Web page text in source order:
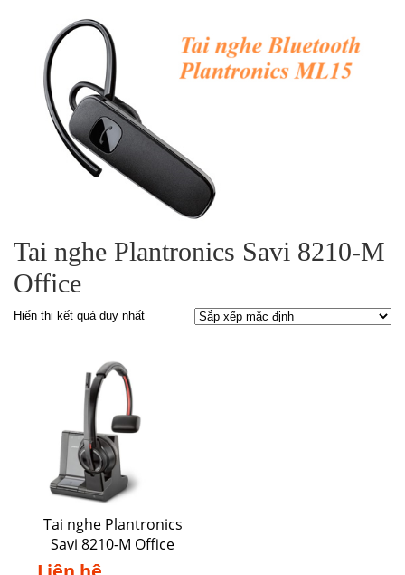
Tai nghe Plantronics Savi 8210-M
Office
Hiển thị kết quả duy nhất
Tai nghe Plantronics
Savi 8210-M Office